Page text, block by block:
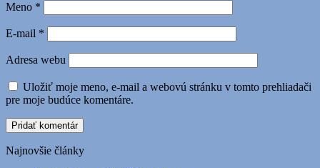
Meno *
E-mail *
Adresa webu
Uložiť moje meno, e-mail a webovú stránku v tomto prehliadači
pre moje budúce komentáre.
Najnovšie články